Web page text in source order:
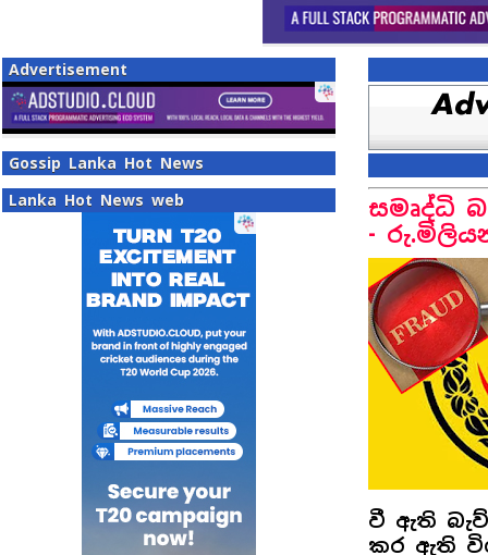
Advertisement
Gossip Lanka Hot News
Lanka Hot News web
සමෘද්ධි
-
වී ඇති
කර ඇති